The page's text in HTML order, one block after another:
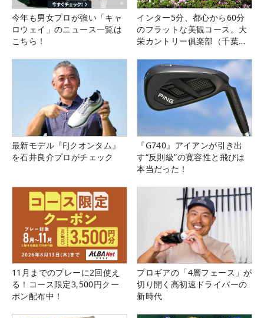
今年も男女プロが強い「キャ
ロウェイ」のニュース一覧は
こちら！
インター5分、都心から60分
のフラットな美観コース。大
栄カントリー俱楽部（千葉
最新モデル『FJクオンタム』
を石井良介プロがチェック
『G740』アイアンが引き出
す“反則級”の寛容性と飛びは
本当だった！
11月までのプレーに2回使え
る！コース限定3,500円クー
ポン配布中！
プロギアの「4層フェース」が
切り開く高初速ドライバーの
新時代